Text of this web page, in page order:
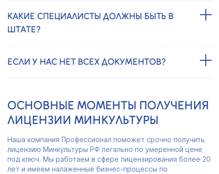
КАКИЕ СПЕЦИАЛИСТЫ ДОЛЖНЫ БЫТЬ В
ШТАТЕ?
ЕСЛИ У НАС НЕТ ВСЕХ ДОКУМЕНТОВ?
ОСНОВНЫЕ МОМЕНТЫ ПОЛУЧЕНИЯ
ЛИЦЕНЗИИ МИНКУЛЬТУРЫ
Наша компания Профессионал поможет срочно получить
лицензию Минкультуры РФ легально по умеренной цене
под ключ. Мы работаем в сфере лицензирования более 20
лет и имеем налаженные бизнес-процессы по